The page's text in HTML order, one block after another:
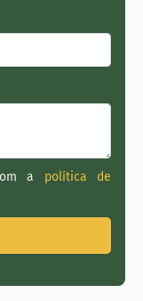
a política de